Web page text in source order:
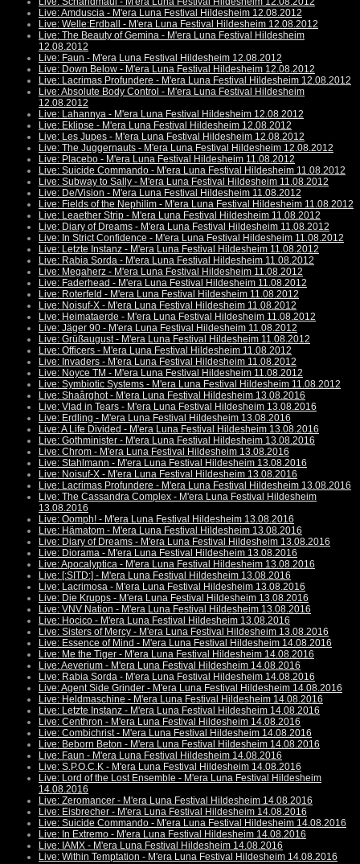
Live: Amduscia - M'era Luna Festival Hildesheim 12.08.2012
Live: Welle:Erdball - M'era Luna Festival Hildesheim 12.08.2012
Live: The Beauty of Gemina - M'era Luna Festival Hildesheim
12.08.2012
Live: Faun - M'era Luna Festival Hildesheim 12.08.2012
Live: Down Below - M'era Luna Festival Hildesheim 12.08.2012
Live: Lacrimas Profundere - M'era Luna Festival Hildesheim 12.08.2012
Live: Absolute Body Control - M'era Luna Festival Hildesheim
12.08.2012
Live: Lahannya - M'era Luna Festival Hildesheim 12.08.2012
Live: Eklipse - M'era Luna Festival Hildesheim 12.08.2012
Live: Les Jupes - M'era Luna Festival Hildesheim 12.08.2012
Live: The Juggernauts - M'era Luna Festival Hildesheim 12.08.2012
Live: Placebo - M'era Luna Festival Hildesheim 11.08.2012
Live: Suicide Commando - M'era Luna Festival Hildesheim 11.08.2012
Live: Subway to Sally - M'era Luna Festival Hildesheim 11.08.2012
Live: De/Vision - M'era Luna Festival Hildesheim 11.08.2012
Live: Fields of the Nephilim - M'era Luna Festival Hildesheim 11.08.2012
Live: Leaether Strip - M'era Luna Festival Hildesheim 11.08.2012
Live: Diary of Dreams - M'era Luna Festival Hildesheim 11.08.2012
Live: In Strict Confidence - M'era Luna Festival Hildesheim 11.08.2012
Live: Letzte Instanz - M'era Luna Festival Hildesheim 11.08.2012
Live: Rabia Sorda - M'era Luna Festival Hildesheim 11.08.2012
Live: Megaherz - M'era Luna Festival Hildesheim 11.08.2012
Live: Faderhead - M'era Luna Festival Hildesheim 11.08.2012
Live: Roterfeld - M'era Luna Festival Hildesheim 11.08.2012
Live: Noisuf-X - M'era Luna Festival Hildesheim 11.08.2012
Live: Heimataerde - M'era Luna Festival Hildesheim 11.08.2012
Live: Jäger 90 - M'era Luna Festival Hildesheim 11.08.2012
Live: Grüßaugust - M'era Luna Festival Hildesheim 11.08.2012
Live: Officers - M'era Luna Festival Hildesheim 11.08.2012
Live: Invaders - M'era Luna Festival Hildesheim 11.08.2012
Live: Noyce TM - M'era Luna Festival Hildesheim 11.08.2012
Live: Symbiotic Systems - M'era Luna Festival Hildesheim 11.08.2012
Live: Shaârghot - M'era Luna Festival Hildesheim 13.08.2016
Live: Vlad in Tears - M'era Luna Festival Hildesheim 13.08.2016
Live: Erdling - M'era Luna Festival Hildesheim 13.08.2016
Live: A Life Divided - M'era Luna Festival Hildesheim 13.08.2016
Live: Gothminister - M'era Luna Festival Hildesheim 13.08.2016
Live: Chrom - M'era Luna Festival Hildesheim 13.08.2016
Live: Stahlmann - M'era Luna Festival Hildesheim 13.08.2016
Live: Noisuf-X - M'era Luna Festival Hildesheim 13.08.2016
Live: Lacrimas Profundere - M'era Luna Festival Hildesheim 13.08.2016
Live: The Cassandra Complex - M'era Luna Festival Hildesheim
13.08.2016
Live: Oomph! - M'era Luna Festival Hildesheim 13.08.2016
Live: Hämatom - M'era Luna Festival Hildesheim 13.08.2016
Live: Diary of Dreams - M'era Luna Festival Hildesheim 13.08.2016
Live: Diorama - M'era Luna Festival Hildesheim 13.08.2016
Live: Apocalyptica - M'era Luna Festival Hildesheim 13.08.2016
Live: [:SITD:] - M'era Luna Festival Hildesheim 13.08.2016
Live: Lacrimosa - M'era Luna Festival Hildesheim 13.08.2016
Live: Die Krupps - M'era Luna Festival Hildesheim 13.08.2016
Live: VNV Nation - M'era Luna Festival Hildesheim 13.08.2016
Live: Hocico - M'era Luna Festival Hildesheim 13.08.2016
Live: Sisters of Mercy - M'era Luna Festival Hildesheim 13.08.2016
Live: Essence of Mind - M'era Luna Festival Hildesheim 14.08.2016
Live: Me the Tiger - M'era Luna Festival Hildesheim 14.08.2016
Live: Aeverium - M'era Luna Festival Hildesheim 14.08.2016
Live: Rabia Sorda - M'era Luna Festival Hildesheim 14.08.2016
Live: Agent Side Grinder - M'era Luna Festival Hildesheim 14.08.2016
Live: Heldmaschine - M'era Luna Festival Hildesheim 14.08.2016
Live: Letzte Instanz - M'era Luna Festival Hildesheim 14.08.2016
Live: Centhron - M'era Luna Festival Hildesheim 14.08.2016
Live: Combichrist - M'era Luna Festival Hildesheim 14.08.2016
Live: Beborn Beton - M'era Luna Festival Hildesheim 14.08.2016
Live: Faun - M'era Luna Festival Hildesheim 14.08.2016
Live: S.P.O.C.K - M'era Luna Festival Hildesheim 14.08.2016
Live: Lord of the Lost Ensemble - M'era Luna Festival Hildesheim
14.08.2016
Live: Zeromancer - M'era Luna Festival Hildesheim 14.08.2016
Live: Eisbrecher - M'era Luna Festival Hildesheim 14.08.2016
Live: Suicide Commando - M'era Luna Festival Hildesheim 14.08.2016
Live: In Extremo - M'era Luna Festival Hildesheim 14.08.2016
Live: IAMX - M'era Luna Festival Hildesheim 14.08.2016
Live: Within Temptation - M'era Luna Festival Hildesheim 14.08.2016